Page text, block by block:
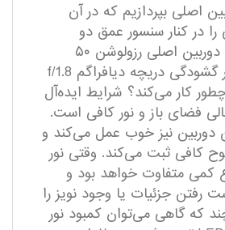
اصلی بپردازیم که در آن
را در کنار سنسور عمق دو
مگاپیکسلی ببینید. دوربین اصلی رزولوشن ۵۰
مگاپیکسلی در کنار گشودگی دریچه دیافراگم f/1.8
کار می‌کند؟ شرایط ایده‌آل
فضای باز و نور کافی است.
دوربین نیز خوب عمل می‌کند و
کافی ثبت می‌کند. وقتی نور
متفاوت خواهد بود و
جزئیات یا وجود نویز را
که گاهی می‌توان کمبود نور